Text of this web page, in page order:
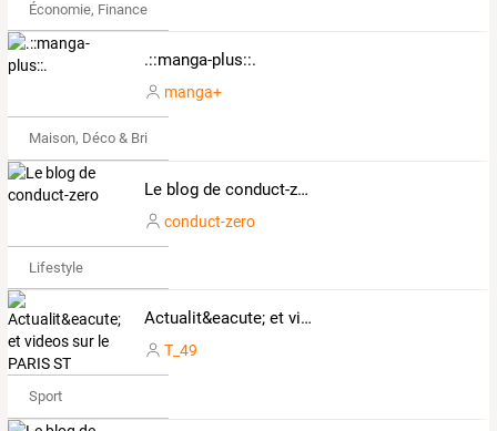
Économie, Finance & Droit
.::manga-plus::.
manga+
Maison, Déco & Bricolage
Le blog de conduct-zero
conduct-zero
Lifestyle
Actualit&eacute; et videos sur le PARIS ST GERMAIN
T_49
Sport